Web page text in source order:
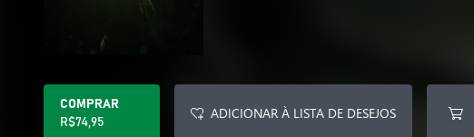
COMPRAR
R$74,95
ADICIONAR À LISTA DE DESEJOS